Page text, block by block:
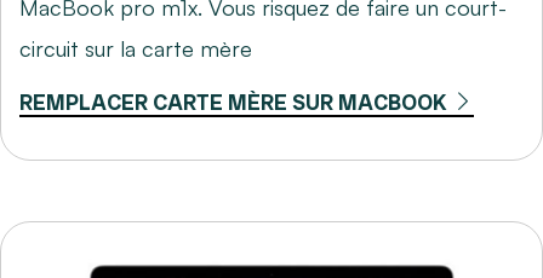
MacBook pro m1x. Vous risquez de faire un court-
circuit sur la carte mère
REMPLACER CARTE MÈRE SUR MACBOOK